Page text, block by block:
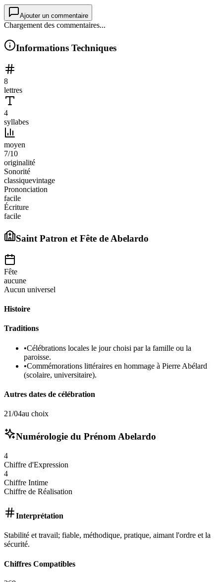
Ajouter un commentaire
Chargement des commentaires...
Informations Techniques
8
lettres
4
syllabes
moyen
7/10
originalité
Sonorité
classiquevintage
Prononciation
facile
Écriture
facile
Saint Patron et Fête deAbelardo
Fête
aucune
Aucun universel
Histoire
Traditions
•Célébrations locales le jour choisi par la famille ou la
paroisse.
•Commémorations littéraires en hommage à Pierre Abélard
(scolaire, universitaire).
Autres dates de célébration
21/04au choix
Numérologie du Prénom Abelardo
4
Chiffre d'Expression
4
Chiffre Intime
Chiffre de Réalisation
Interprétation
Stabilité et travail; fiable, méthodique, pratique, aimant l'ordre et la
sécurité.
Chiffres Compatibles